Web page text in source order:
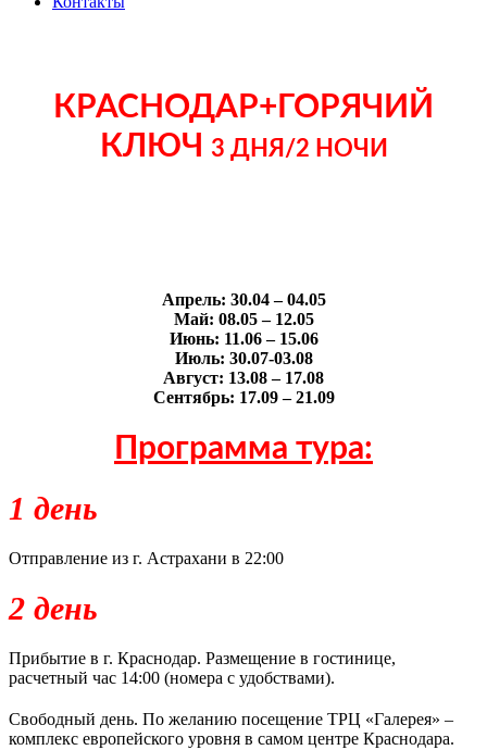
КРАСНОДАР+ГОРЯЧИЙ
КЛЮЧ
3 ДНЯ/2 НОЧИ
Апрель: 30.04 – 04.05
Май: 08.05 – 12.05
Июнь: 11.06 – 15.06
Июль: 30.07-03.08
Август: 13.08 – 17.08
Сентябрь: 17.09 – 21.09
Программа тура:
1 день
Отправление из г. Астрахани в 22:00
2 день
Прибытие в г. Краснодар. Размещение в гостинице,
расчетный час 14:00 (номера с удобствами).
Свободный день. По желанию посещение ТРЦ «Галерея» –
комплекс европейского уровня в самом центре Краснодара.